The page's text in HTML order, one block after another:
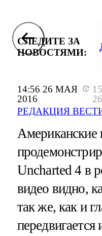
14:56 26 МАЯ
2016
РЕДАКЦИЯ
СЛЕДИТЕ ЗА
НОВОСТЯМИ:
Американские
Uncharted 4 в
видео видно,
так же, как и
передвигается